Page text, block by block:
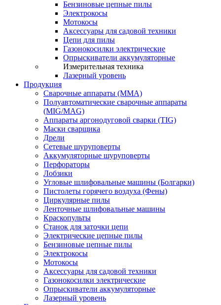
Бензиновые цепные пилы
Электрокосы
Мотокосы
Аксессуары для садовой техники
Цепи для пилы
Газонокосилки электрические
Опрыскиватели аккумуляторные
Измерительная техника
Лазерный уровень
Продукция
Сварочные аппараты (ММА)
Полуавтоматические сварочные аппараты
(MIG/MAG)
Аппараты аргонодуговой сварки (TIG)
Маски сварщика
Дрели
Сетевые шуруповерты
Аккумуляторные шуруповерты
Перфораторы
Лобзики
Угловые шлифовальные машины (Болгарки)
Пистолеты горячего воздуха (Фены)
Циркулярные пилы
Ленточные шлифовальные машины
Краскопульты
Станок для заточки цепи
Электрические цепные пилы
Бензиновые цепные пилы
Электрокосы
Мотокосы
Аксессуары для садовой техники
Газонокосилки электрические
Опрыскиватели аккумуляторные
Лазерный уровень